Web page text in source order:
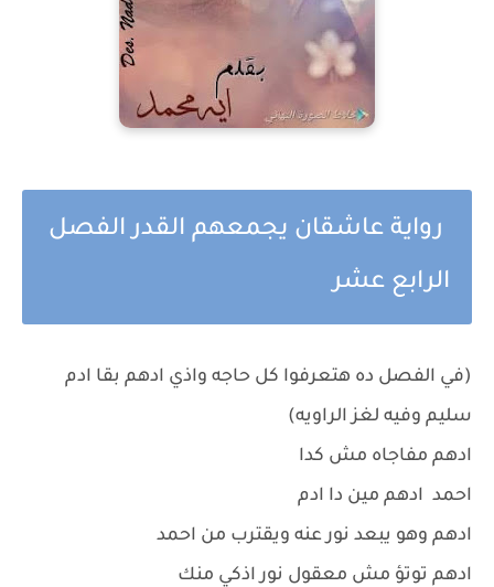
رواية عاشقان يجمعهم القدر الفصل
الرابع عشر
(في الفصل ده هتعرفوا كل حاجه واذي ادهم بقا ادم
سليم وفيه لغز الراويه)
ادهم مفاجاه مش كدا
احمد ادهم مين دا ادم
ادهم وهو يبعد نور عنه ويقترب من احمد
ادهم توتؤ مش معقول نور اذكي منك